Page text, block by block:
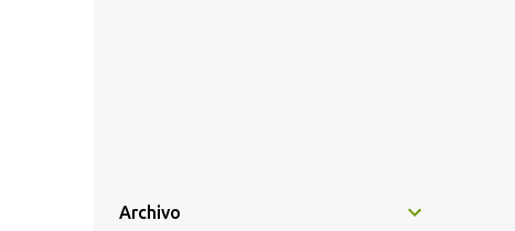
Archivo